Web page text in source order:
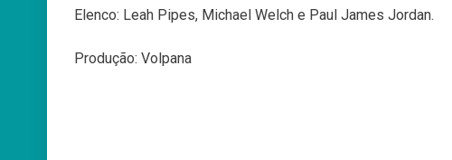
Elenco: Leah Pipes, Michael Welch e Paul James Jordan.
Produção: Volpana